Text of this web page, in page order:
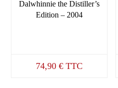
Dalwhinnie the Distiller’s
Edition – 2004
74,90€ TTC